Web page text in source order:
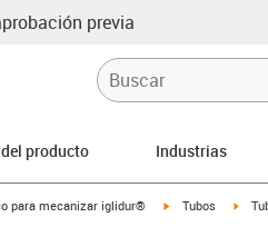
previa
producto Industrias
para mecanizar iglidur® igus-icon-arrow-
Tubos